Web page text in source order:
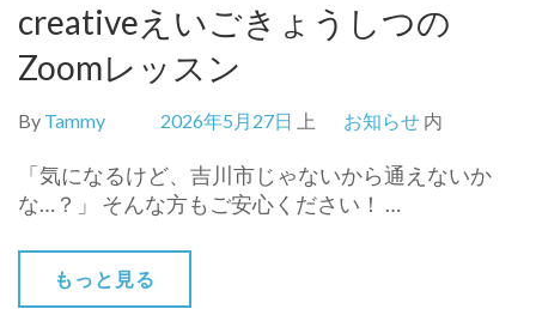
creativeえいごきょうしつの
Zoomレッスン
By Tammy 2026年5月27日 上 お知らせ 内
「気になるけど、吉川市じゃないから通えないか
な…？」 そんな方もご安心ください！ …
もっと見る